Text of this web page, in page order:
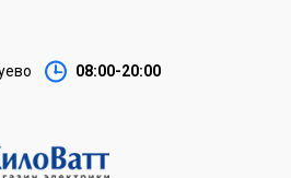
08:00-20:00